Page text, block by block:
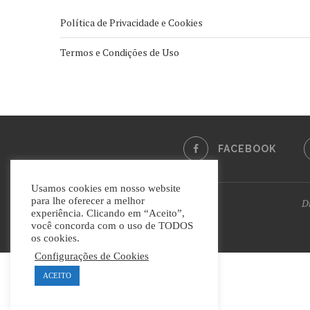
Política de Privacidade e Cookies
Termos e Condições de Uso
FACEBOOK
Usamos cookies em nosso website
para lhe oferecer a melhor
experiência. Clicando em “Aceito”,
você concorda com o uso de TODOS
os cookies.
Configurações de Cookies
ACEITO